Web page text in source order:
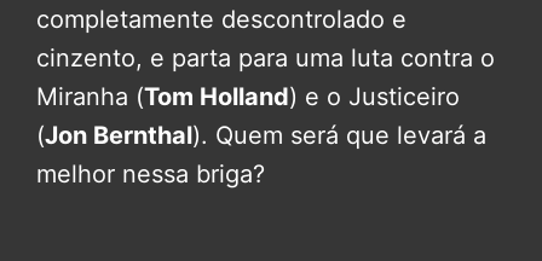
completamente descontrolado e
cinzento, e parta para uma luta contra o
Miranha (Tom Holland) e o Justiceiro
(Jon Bernthal). Quem será que levará a
melhor nessa briga?